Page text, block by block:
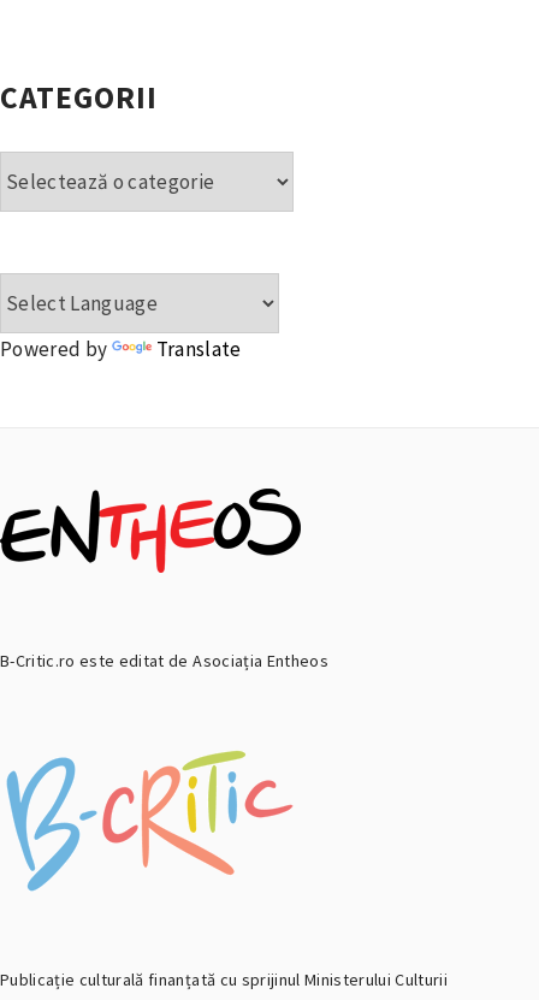
CATEGORII
Powered by Translate
B-Critic.ro este editat de Asociația Entheos
Publicație culturală finanțată cu sprijinul Ministerului Culturii